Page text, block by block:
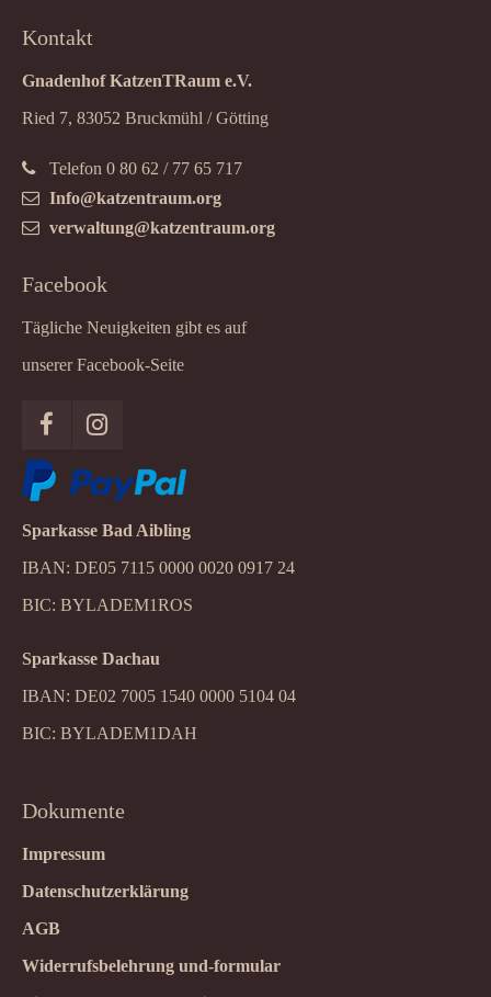
Kontakt
Gnadenhof KatzenTRaum e.V.
Ried 7, 83052 Bruckmühl / Götting
Telefon 0 80 62 / 77 65 717
Info@katzentraum.org
verwaltung@katzentraum.org
Facebook
Tägliche Neuigkeiten gibt es auf
unserer Facebook-Seite
Sparkasse Bad Aibling
IBAN: DE05 7115 0000 0020 0917 24
BIC: BYLADEM1ROS
Sparkasse Dachau
IBAN: DE02 7005 1540 0000 5104 04
BIC: BYLADEM1DAH
Dokumente
Impressum
Datenschutzerklärung
AGB
Widerrufsbelehrung und-formular